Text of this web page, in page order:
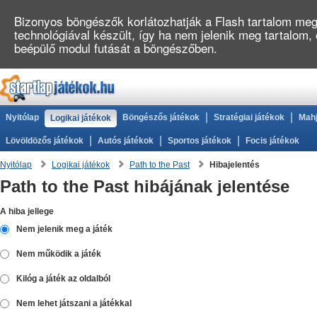
Nyitólap Logikai játékok Böngészős játékok Stratégiai játékok
Lövöldözős játékok Autós játékok Sportos játékok Focis játékok
Nyitólap Logikai játékok Path to the Past Hibajelentés
Path to the Past hibájának jelentése
A hiba jellege
Nem jelenik meg a játék
Nem működik a játék
Kilóg a játék az oldalból
Nem lehet játszani a játékkal
Bizonyos böngészők korlátozhatják a Flash tartalom
technológiával készült, így ha nem jelenik meg
beépülő modul futását a böngészőben.